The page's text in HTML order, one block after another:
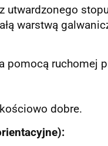
utwardzonego
warstwą
pomocą ruchomej
dobre.